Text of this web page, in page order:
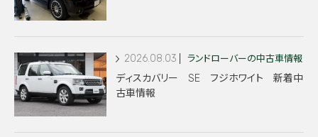
2026.08.03 ランドローバーの中古車情報
ディスカバリー SE フジホワイト 新着中
古車情報